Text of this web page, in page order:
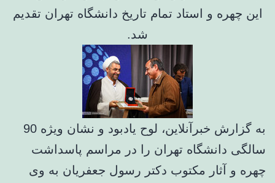
این چهره و استاد تمام تاریخ دانشگاه تهران تقدیم
شد.
به گزارش خبرآنلاین، لوح یادبود و نشان ویژه 90
سالگی دانشگاه تهران را در مراسم پاسداشت
چهره و آثار مکتوب دکتر رسول جعفریان به وی